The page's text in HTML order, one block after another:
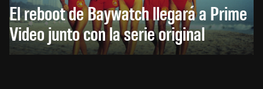
El reboot de Baywatch llegará a Prime
Video junto con la serie original